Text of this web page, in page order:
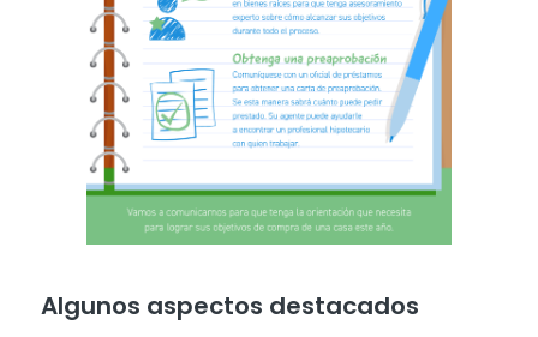
Algunos aspectos destacados